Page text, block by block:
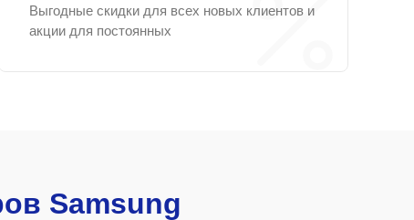
Выгодные скидки для всех новых клиентов и
акции для постоянных
Samsung